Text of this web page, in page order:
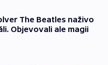
The Beatles naživo
Objevovali ale magii